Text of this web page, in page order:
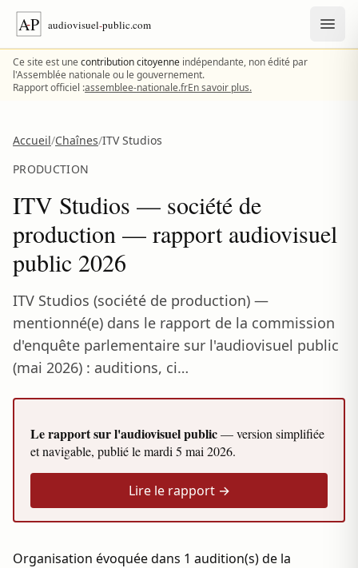
Aller au contenu
Ce site est unecontribution citoyenne indépendante, non édité par
l'Assemblée nationale ou le gouvernement.
Rapport officiel :assemblee-nationale.frEn savoir plus.
Accueil/Chaînes/ITV Studios
PRODUCTION
ITV Studios — société de
production — rapport audiovisuel
public 2026
ITV Studios (société de production) —
mentionné(e) dans le rapport de la commission
d'enquête parlementaire sur l'audiovisuel public
(mai 2026) : auditions, ci…
Le rapport sur l'audiovisuel public— version simplifiée
et navigable, publié lemardi 5 mai 2026.
Lire le rapport →
Organisation évoquée dans 1 audition(s) de la